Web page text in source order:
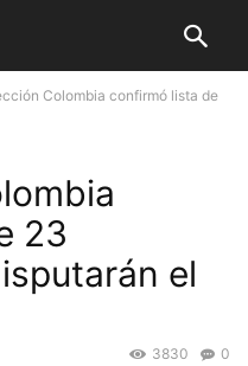
Colombia confirmó lista de
23
el
0
3830